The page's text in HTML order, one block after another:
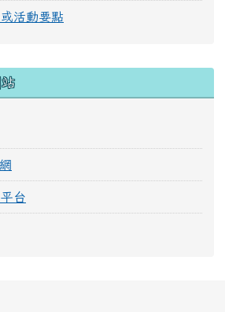
活動要點
台